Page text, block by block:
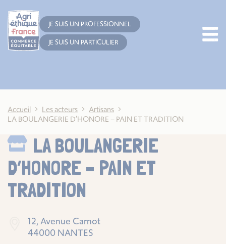
JE SUIS UN PROFESSIONNEL
JE SUIS UN PARTICULIER
Accueil Les acteurs
Artisans
LA BOULANGERIE D’HONORE – PAIN ET TRADITION
LA BOULANGERIE
D’HONORE – PAIN ET
TRADITION
12, Avenue Carnot
44000 NANTES